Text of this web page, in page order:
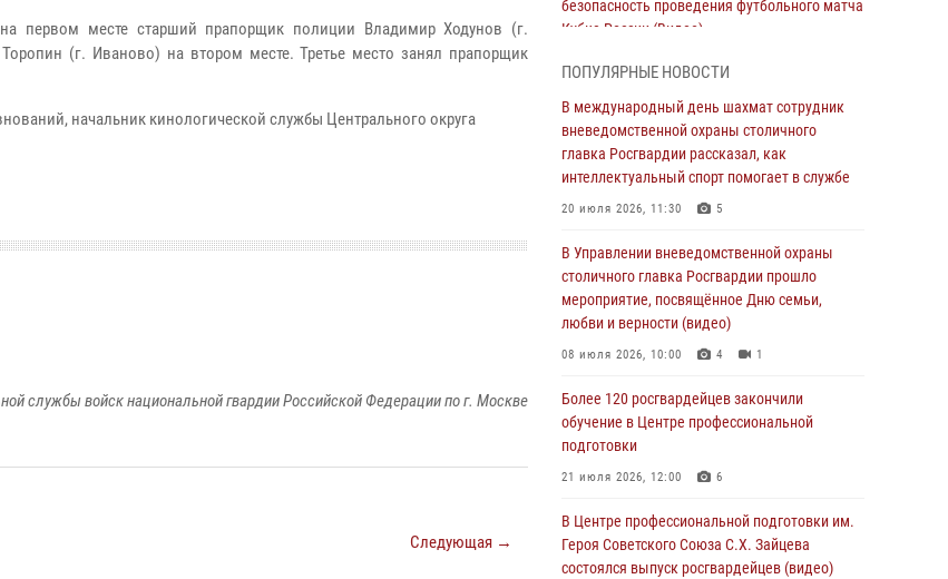
первом месте старший прапорщик полиции Владимир Ходунов (г.
(г. Иваново) на втором месте. Третье место занял прапорщик
начальник кинологической службы Центрального округа
службы войск национальной гвардии Российской Федерации по г. Москве
Следующая →
безопасность проведения футбольного матча
Кубка России (Видео)
Делегация МВД Республики Беларусь
ознакомилась с передовыми методами
работы Росгвардии в Москве (видео)
04 августа 2026, 18:16 5 1
чемпионат по самбо и боевому самбо.
(видео)
04 августа 2026, 14:00 7 1
Офицер Росгвардии стал гостем прямого
работе дежурных частей
04 августа 2026, 12:28
В Москве росгвардейцы задержали
торгового центра (видео)
04 августа 2026, 08:26 1
ПОПУЛЯРНЫЕ НОВОСТИ
В международный день шахмат сотрудник
вневедомственной охраны столичного
главка Росгвардии рассказал, как
интеллектуальный спорт помогает в службе
20 июля 2026, 11:30 5
В Управлении вневедомственной охраны
столичного главка Росгвардии прошло
мероприятие, посвящённое Дню семьи,
любви и верности (видео)
08 июля 2026, 10:00 4 1
Более 120 росгвардейцев закончили
обучение в Центре профессиональной
подготовки
21 июля 2026, 12:00 6
В Центре профессиональной подготовки им.
Героя Советского Союза С.Х. Зайцева
состоялся выпуск росгвардейцев (видео)